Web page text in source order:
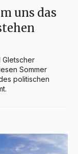
uns das
Gletscher
Sommer
politischen